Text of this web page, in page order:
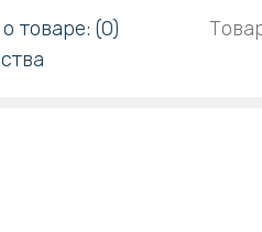
товаре: (0)